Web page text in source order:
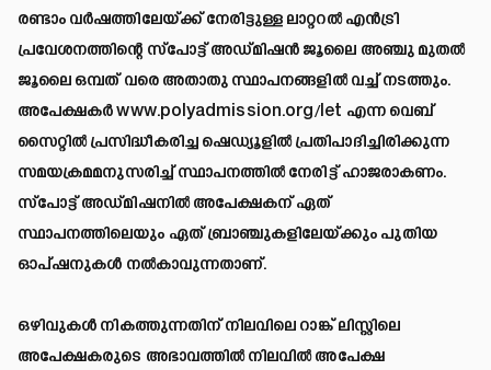
രണ്ടാം വർഷത്തിലേയ്ക്ക് നേരിട്ടുള്ള ലാറ്ററൽ എൻട്രി
പ്രവേശനത്തിന്റെ സ്‌പോട്ട് അഡ്മിഷൻ ജൂലൈ അഞ്ചു മുതൽ
ജൂലൈ ഒമ്പത് വരെ അതാതു സ്ഥാപനങ്ങളിൽ വച്ച് നടത്തും.
അപേക്ഷകർwww.polyadmission.org/let എന്ന വെബ്
സൈറ്റിൽ പ്രസിദ്ധീകരിച്ച ഷെഡ്യൂളിൽ പ്രതിപാദിച്ചിരിക്കുന്ന
സമയക്രമമനുസരിച്ച് സ്ഥാപനത്തിൽ നേരിട്ട് ഹാജരാകണം.
സ്‌പോട്ട് അഡ്മിഷനിൽ അപേക്ഷകന് ഏത്
സ്ഥാപനത്തിലെയും ഏത് ബ്രാഞ്ചുകളിലേയ്ക്കും പുതിയ
ഓപ്ഷനുകൾ നൽകാവുന്നതാണ്.
ഒഴിവുകൾ നികത്തുന്നതിന് നിലവിലെ റാങ്ക് ലിസ്റ്റിലെ
അപേക്ഷകരുടെ അഭാവത്തിൽ നിലവിൽ അപേക്ഷ